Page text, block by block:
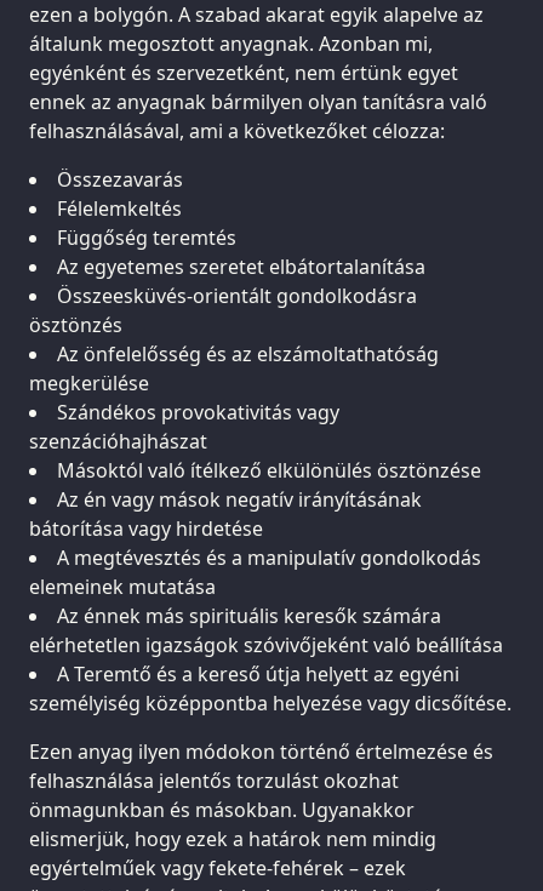
ezen a bolygón. A szabad akarat egyik alapelve az
általunk megosztott anyagnak. Azonban mi,
egyénként és szervezetként, nem értünk egyet
ennek az anyagnak bármilyen olyan tanításra való
felhasználásával, ami a következőket célozza:
Összezavarás
Félelemkeltés
Függőség teremtés
Az egyetemes szeretet elbátortalanítása
Összeesküvés-orientált gondolkodásra
ösztönzés
Az önfelelősség és az elszámoltathatóság
megkerülése
Szándékos provokativitás vagy
szenzációhajhászat
Másoktól való ítélkező elkülönülés ösztönzése
Az én vagy mások negatív irányításának
bátorítása vagy hirdetése
A megtévesztés és a manipulatív gondolkodás
elemeinek mutatása
Az énnek más spirituális keresők számára
elérhetetlen igazságok szóvivőjeként való beállítása
A Teremtő és a kereső útja helyett az egyéni
személyiség középpontba helyezése vagy dicsőítése.
Ezen anyag ilyen módokon történő értelmezése és
felhasználása jelentős torzulást okozhat
önmagunkban és másokban. Ugyanakkor
elismerjük, hogy ezek a határok nem mindig
egyértelműek vagy fekete-fehérek – ezek